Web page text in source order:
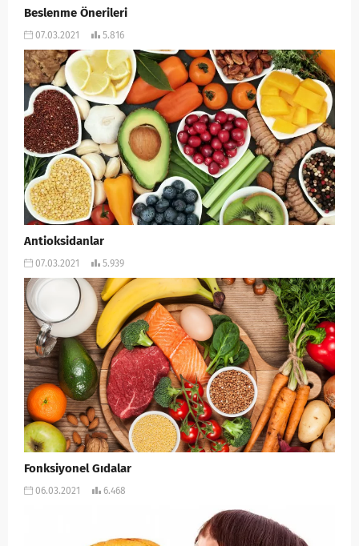
Beslenme Önerileri
07.03.2021 5.816
Antioksidanlar
07.03.2021 5.939
Fonksiyonel Gıdalar
06.03.2021 6.468